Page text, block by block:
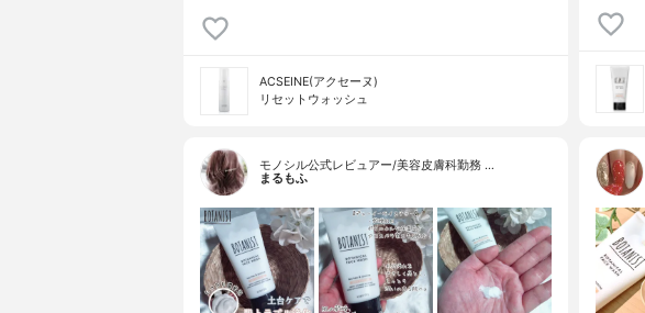
ACSEINE(アクセーヌ)
リセットウォッシュ
モノシル公式レビュアー/美容皮膚科勤務 …
まるもふ